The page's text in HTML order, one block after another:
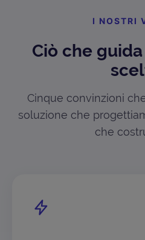
I NOSTRI
Ciò che
Cinque convinzioni
soluzione che
che